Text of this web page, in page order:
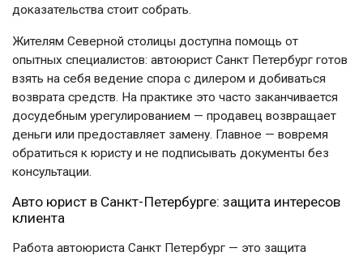
доказательства стоит собрать.
Жителям Северной столицы доступна помощь от
опытных специалистов: автоюрист Санкт Петербург готов
взять на себя ведение спора с дилером и добиваться
возврата средств. На практике это часто заканчивается
досудебным урегулированием — продавец возвращает
деньги или предоставляет замену. Главное — вовремя
обратиться к юристу и не подписывать документы без
консультации.
Авто юрист в Санкт-Петербурге: защита интересов
клиента
Работа автоюриста Санкт Петербург — это защита